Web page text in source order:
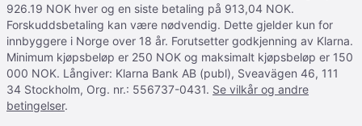
926.19 NOK hver og en siste betaling på 913,04 NOK.
Forskuddsbetaling kan være nødvendig. Dette gjelder kun for
innbyggere i Norge over 18 år. Forutsetter godkjenning av Klarna.
Minimum kjøpsbeløp er 250 NOK og maksimalt kjøpsbeløp er 150
000 NOK. Långiver: Klarna Bank AB (publ), Sveavägen 46, 111
34 Stockholm, Org. nr.: 556737-0431. Se vilkår og andre
betingelser.